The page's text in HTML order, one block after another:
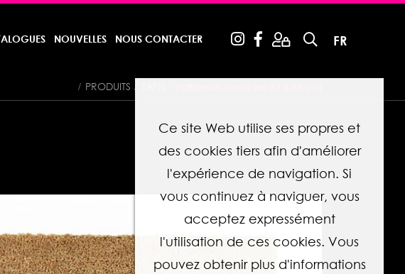
NOUVELLES NOUS CONTACTER FR
Ce site Web utilise ses propres et
des cookies tiers afin d'améliorer
l'expérience de navigation. Si
vous continuez à naviguer, vous
acceptez expressément
l'utilisation de ces cookies. Vous
pouvez obtenir plus d'informations
PRODUITS